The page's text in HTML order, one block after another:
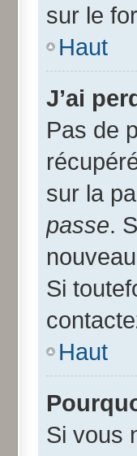
sur le
Haut
J’ai
Pas de
sur la
passe.
Si
Haut
Si vous